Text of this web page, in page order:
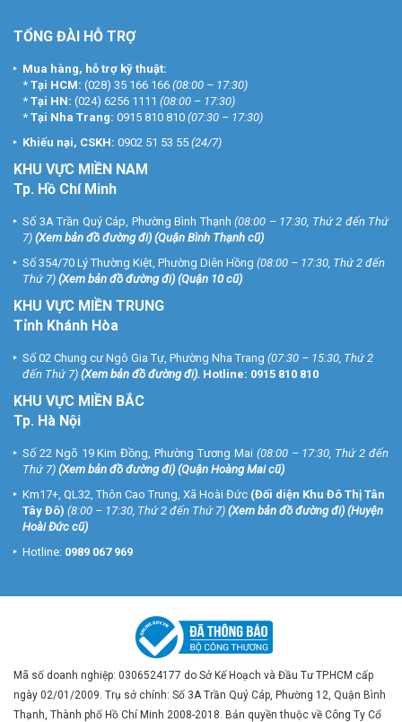
TỔNG ĐÀI HỖ TRỢ
Mua hàng, hỗ trợ kỹ thuật:
* Tại HCM: (028) 35 166 166 (08:00 – 17:30)
* Tại HN: (024) 6256 1111 (08:00 – 17:30)
* Tại Nha Trang: 0915 810 810 (07:30 – 17:30)
Khiếu nại, CSKH: 0902 51 53 55 (24/7)
KHU VỰC MIỀN NAM
Tp. Hồ Chí Minh
Số 3A Trần Quý Cáp, Phường Bình Thạnh (08:00 – 17:30, Thứ 2 đến Thứ
7) (Xem bản đồ đường đi) (Quận Bình Thạnh cũ)
Số 354/70 Lý Thường Kiệt, Phường Diên Hồng (08:00 – 17:30, Thứ 2 đến
Thứ 7) (Xem bản đồ đường đi) (Quận 10 cũ)
KHU VỰC MIỀN TRUNG
Tỉnh Khánh Hòa
Số 02 Chung cư Ngô Gia Tự, Phường Nha Trang (07:30 – 15:30, Thứ 2
đến Thứ 7) (Xem bản đồ đường đi). Hotline: 0915 810 810
KHU VỰC MIỀN BẮC
Tp. Hà Nội
Số 22 Ngõ 19 Kim Đồng, Phường Tương Mai (08:00 – 17:30, Thứ 2 đến
Thứ 7) (Xem bản đồ đường đi) (Quận Hoàng Mai cũ)
Km17+, QL32, Thôn Cao Trung, Xã Hoài Đức (Đối diện Khu Đô Thị Tân
Tây Đô) (8:00 – 17:30, Thứ 2 đến Thứ 7) (Xem bản đồ đường đi) (Huyện
Hoài Đức cũ)
Hotline: 0989 067 969
Mã số doanh nghiệp: 0306524177 do Sở Kế Hoạch và Đầu Tư TP.HCM cấp
ngày 02/01/2009. Trụ sở chính: Số 3A Trần Quý Cáp, Phường 12, Quận Bình
Thạnh, Thành phố Hồ Chí Minh 2008-2018. Bản quyền thuộc về Công Ty Cổ